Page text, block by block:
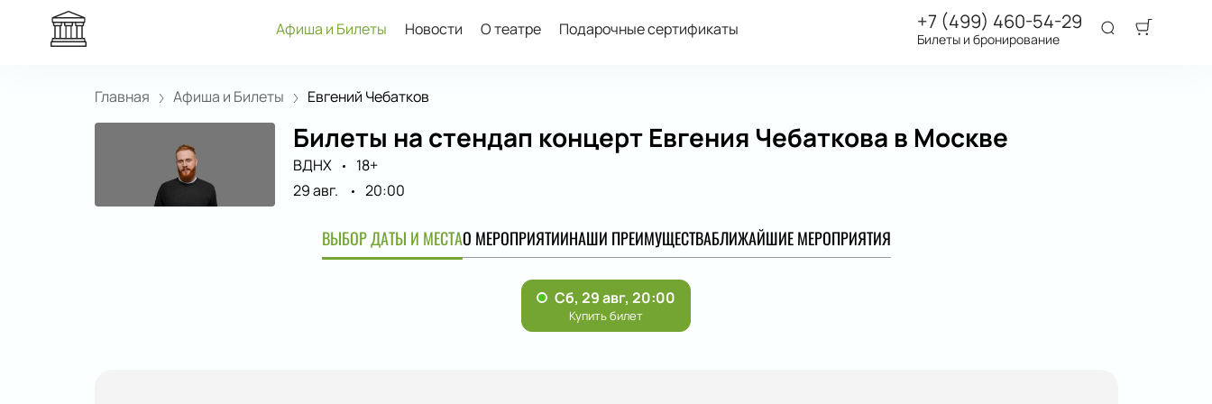
Афиша и Билеты Новости О театре Подарочные сертификаты +7 (499) 460-54-29
Билеты и бронирование
Главная Афиша и Билеты Евгений Чебатков
Билеты на стендап концерт Евгения Чебаткова в Москве
ВДНХ
18+
29 авг.
20:00
ВЫБОР ДАТЫ И МЕСТАО МЕРОПРИЯТИИНАШИ ПРЕИМУЩЕСТВАБЛИЖАЙШИЕ МЕРОПРИЯТИЯ